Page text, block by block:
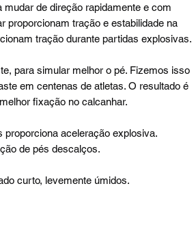
de direção rapidamente e com
proporcionam tração e estabilidade na
tração durante partidas explosivas.
para simular melhor o pé. Fizemos isso
em centenas de atletas. O resultado é
fixação no calcanhar.
aceleração explosiva.
de pés descalços.
curto, levemente úmidos.